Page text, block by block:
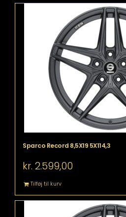
Sparco Record 8,5X19 5X114,3
kr. 2.599,00
Tilføj til kurv